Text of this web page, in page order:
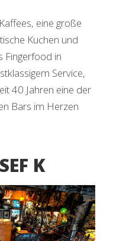
eine große
Kuchen und
Fingerfood in
Service,
40 Jahren eine der
Bars im Herzen
K